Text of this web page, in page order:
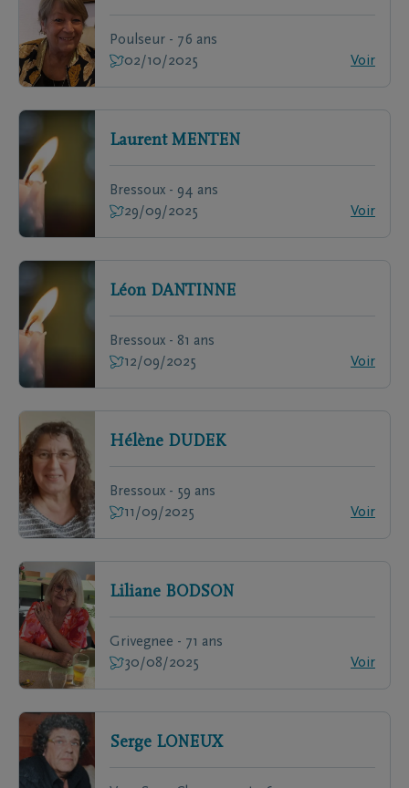
Poulseur - 76 ans
02/10/2025
Voir
Laurent MENTEN
Bressoux - 94 ans
29/09/2025
Voir
Léon DANTINNE
Bressoux - 81 ans
12/09/2025
Voir
Hélène DUDEK
Bressoux - 59 ans
11/09/2025
Voir
Liliane BODSON
Grivegnee - 71 ans
30/08/2025
Voir
Serge LONEUX